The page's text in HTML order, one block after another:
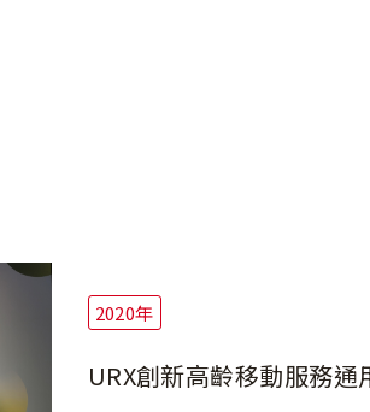
2020年
URX創新高齡移動服務